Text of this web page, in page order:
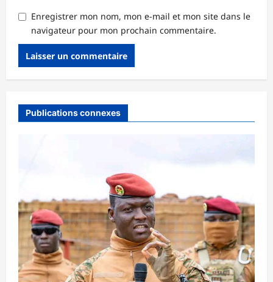
Enregistrer mon nom, mon e-mail et mon site dans le
navigateur pour mon prochain commentaire.
Publications connexes